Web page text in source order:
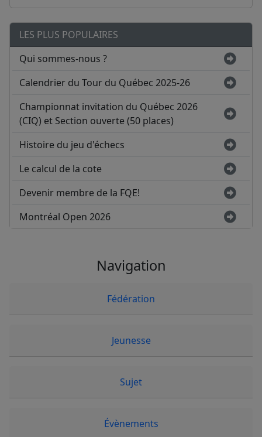
LES PLUS POPULAIRES
Qui sommes-nous ?
Calendrier du Tour du Québec 2025-26
Championnat invitation du Québec 2026
(CIQ) et Section ouverte (50 places)
Histoire du jeu d'échecs
Le calcul de la cote
Devenir membre de la FQE!
Montréal Open 2026
Navigation
Fédération
Jeunesse
Sujet
Évènements